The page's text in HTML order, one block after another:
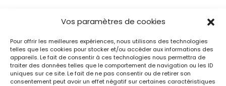
Vos paramètres de cookies
Pour offrir les meilleures expériences, nous utilisons des technologies
telles que les cookies pour stocker et/ou accéder aux informations des
appareils. Le fait de consentir à ces technologies nous permettra de
traiter des données telles que le comportement de navigation ou les ID
uniques sur ce site. Le fait de ne pas consentir ou de retirer son
consentement peut avoir un effet négatif sur certaines caractéristiques
Du 25.08.2026 au 21.09.2026
Charles de Gaulle raconte la Libération
de Paris. Lettre à son épouse